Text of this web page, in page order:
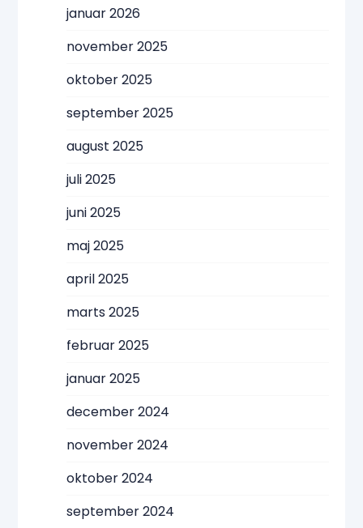
januar 2026
november 2025
oktober 2025
september 2025
august 2025
juli 2025
juni 2025
maj 2025
april 2025
marts 2025
februar 2025
januar 2025
december 2024
november 2024
oktober 2024
september 2024